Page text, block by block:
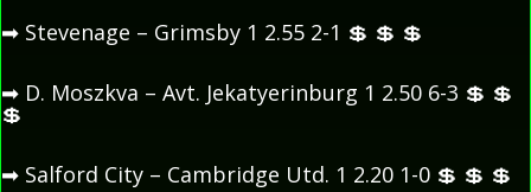
➡ Stevenage – Grimsby 1 2.55 2-1 💲 💲 💲
➡ D. Moszkva – Avt. Jekatyerinburg 1 2.50 6-3 💲 💲
💲
➡ Salford City – Cambridge Utd. 1 2.20 1-0 💲 💲 💲